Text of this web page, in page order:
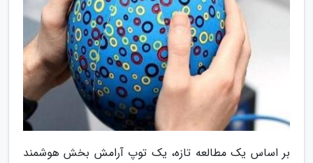
بر اساس یک مطالعه تازه، یک توپ آرامش بخش هوشمند